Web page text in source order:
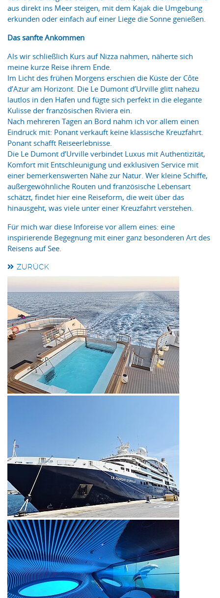
aus direkt ins Meer steigen, mit dem Kajak die Umgebung
erkunden oder einfach auf einer Liege die Sonne genießen.
Das sanfte Ankommen
Als wir schließlich Kurs auf Nizza nahmen, näherte sich
meine kurze Reise ihrem Ende.
Im Licht des frühen Morgens erschien die Küste der Côte
d’Azur am Horizont. Die Le Dumont d’Urville glitt nahezu
lautlos in den Hafen und fügte sich perfekt in die elegante
Kulisse der französischen Riviera ein.
Nach mehreren Tagen an Bord nahm ich vor allem einen
Eindruck mit: Ponant verkauft keine klassische Kreuzfahrt.
Ponant schafft Reiseerlebnisse.
Die Le Dumont d’Urville verbindet Luxus mit Authentizität,
Komfort mit Entschleunigung und exklusiven Service mit
einer bemerkenswerten Nähe zur Natur. Wer kleine Schiffe,
außergewöhnliche Routen und französische Lebensart
schätzt, findet hier eine Reiseform, die weit über das
hinausgeht, was viele unter einer Kreuzfahrt verstehen.
Für mich war diese Inforeise vor allem eines: eine
inspirierende Begegnung mit einer ganz besonderen Art des
Reisens auf See.
ZURÜCK